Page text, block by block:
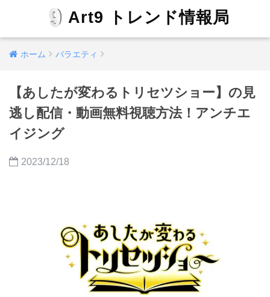
Art9 トレンド情報局
ホーム バラエティ
【あしたが変わるトリセツショー】の見
逃し配信・動画無料視聴方法！アンチエ
イジング
2023/12/18